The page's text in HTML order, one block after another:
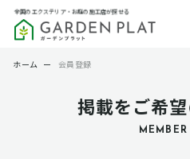
全国のエクステリア・お庭の施工店が探せる
掲載をご希
ホーム ー 会員登録